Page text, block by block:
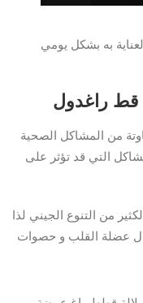
به بشكل يومي
قط راغدول
من المشاكل الصحية
التي قد تؤثر على
من التنوع الجيني لذا
عضلة القلب و حصوات